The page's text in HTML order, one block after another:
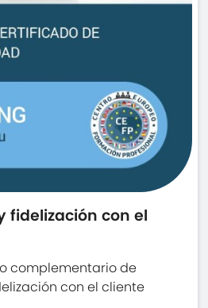
fidelización con el
complementario de
con el cliente